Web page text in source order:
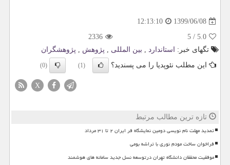
1399/06/08
12:13:10
5.0
/
5
2336
تگهای خبر:
استاندارد , بین المللی , پژوهش , پژوهشگران
این مطلب نئوپدیا را می پسندید؟
(1)
(0)
X
تازه ترین مطالب مرتبط
تمدید مهلت نام نویسی دومین نمایشگاه فر ایران ۲ تا ۳۱ مرداد
فراخوان ساخت مودم نوری با تراشه بومی
موفقیت محققان دانشگاه تهران درتوسعه نسل جدید سامانه های هوشمند